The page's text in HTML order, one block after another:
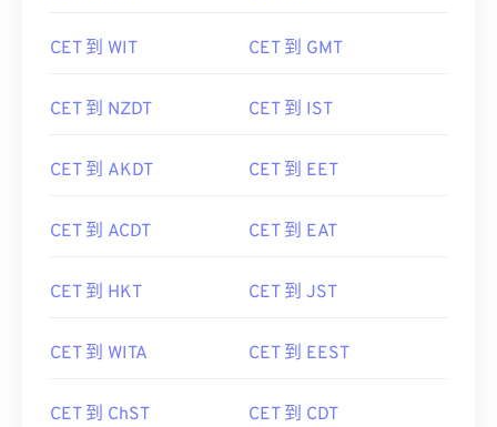
CET 到 WIT CET 到 GMT
CET 到 NZDT CET 到 IST
CET 到 AKDT CET 到 EET
CET 到 ACDT CET 到 EAT
CET 到 HKT CET 到 JST
CET 到 WITA CET 到 EEST
CET 到 ChST CET 到 CDT